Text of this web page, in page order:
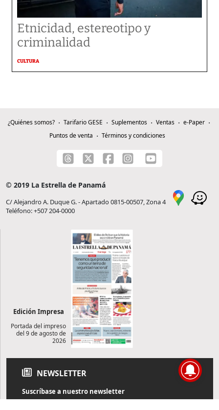
Etnicidad, estereotipo y
criminalidad
CULTURA
¿Quiénes somos? Tarifario GESE Suplementos Ventas
e-Paper
Puntos de venta
Términos y condiciones
© 2019 La Estrella de Panamá
C/ Alejandro A. Duque G. - Apartado 0815-00507, Zona 4
Teléfono: +507 204-0000
Edición Impresa
Portada del impreso
del 9 de agosto de
2026
NEWSLETTER
Suscríbase a nuestro newsletter
Reciba diariamente información de actualidad directamente en